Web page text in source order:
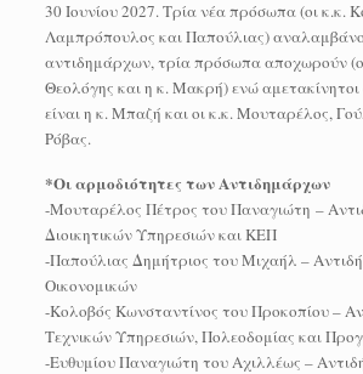
30 Ιουνίου 2027. Τρία νέα πρόσωπα (οι κ.κ.
Λαμπρόπουλος και Παπούλιας)
αντιδημάρχων, τρία πρόσωπα αποχωρούν
Θεολόγης και η κ. Μακρή) ενώ αμετακίνητοι
είναι η κ. Μπαζή και οι κ.κ. Μουταρέλος,
Ρόβας.
*Οι αρμοδιότητες των Αντιδημάρχων
-Μουταρέλος Πέτρος του Παναγιώτη –
Διοικητικών Υπηρεσιών και ΚΕΠ
-Παπούλιας Δημήτριος του Μιχαήλ –
Οικονομικών
-Κολοβός Κωνσταντίνος του Προκοπίου –
Τεχνικών Υπηρεσιών, Πολεοδομίας και
-Ευθυμίου Παναγιώτη του Αχιλλέως –